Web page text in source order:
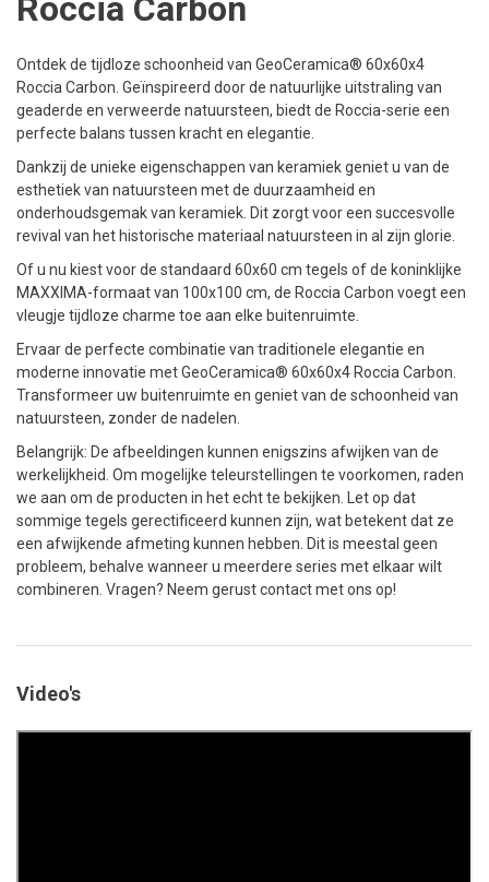
Roccia Carbon
Ontdek de tijdloze schoonheid van GeoCeramica® 60x60x4
Roccia Carbon. Geïnspireerd door de natuurlijke uitstraling van
geaderde en verweerde natuursteen, biedt de Roccia-serie een
perfecte balans tussen kracht en elegantie.
Dankzij de unieke eigenschappen van keramiek geniet u van de
esthetiek van natuursteen met de duurzaamheid en
onderhoudsgemak van keramiek. Dit zorgt voor een succesvolle
revival van het historische materiaal natuursteen in al zijn glorie.
Of u nu kiest voor de standaard 60x60 cm tegels of de koninklijke
MAXXIMA-formaat van 100x100 cm, de Roccia Carbon voegt een
vleugje tijdloze charme toe aan elke buitenruimte.
Ervaar de perfecte combinatie van traditionele elegantie en
moderne innovatie met GeoCeramica® 60x60x4 Roccia Carbon.
Transformeer uw buitenruimte en geniet van de schoonheid van
natuursteen, zonder de nadelen.
Belangrijk: De afbeeldingen kunnen enigszins afwijken van de
werkelijkheid. Om mogelijke teleurstellingen te voorkomen, raden
we aan om de producten in het echt te bekijken. Let op dat
sommige tegels gerectificeerd kunnen zijn, wat betekent dat ze
een afwijkende afmeting kunnen hebben. Dit is meestal geen
probleem, behalve wanneer u meerdere series met elkaar wilt
combineren. Vragen? Neem gerust contact met ons op!
Video's